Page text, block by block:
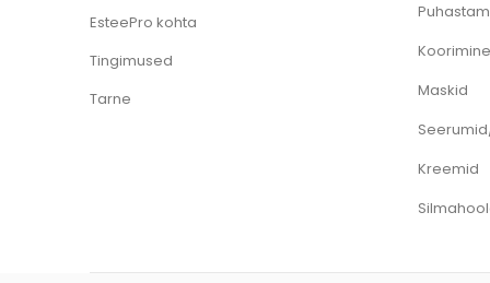
EsteePro kohta
Tingimused
Tarne
Koorimine
Maskid
Kreemid